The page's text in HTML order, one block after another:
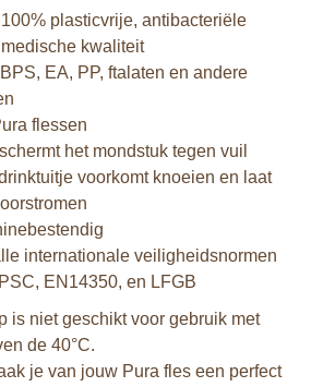
plasticvrije, antibacteriële
kwaliteit
EA, PP, ftalaten en andere
flessen
het mondstuk tegen vuil
voorkomt knoeien en laat
internationale veiligheidsnormen
EN14350, en LFGB
is niet geschikt voor gebruik met
de 40°C.
je van jouw Pura fles een perfect